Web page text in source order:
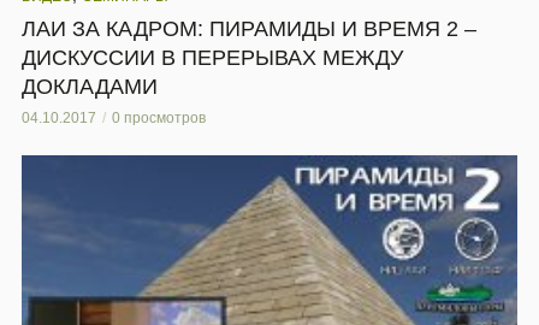
ЛАИ ЗА КАДРОМ: ПИРАМИДЫ И ВРЕМЯ 2 –
ДИСКУССИИ В ПЕРЕРЫВАХ МЕЖДУ
ДОКЛАДАМИ
04.10.2017 0 просмотров